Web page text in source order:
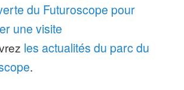
du Futuroscope pour
une visite
les actualités du parc du
.